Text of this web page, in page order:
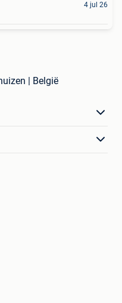
4 jul 26
| België